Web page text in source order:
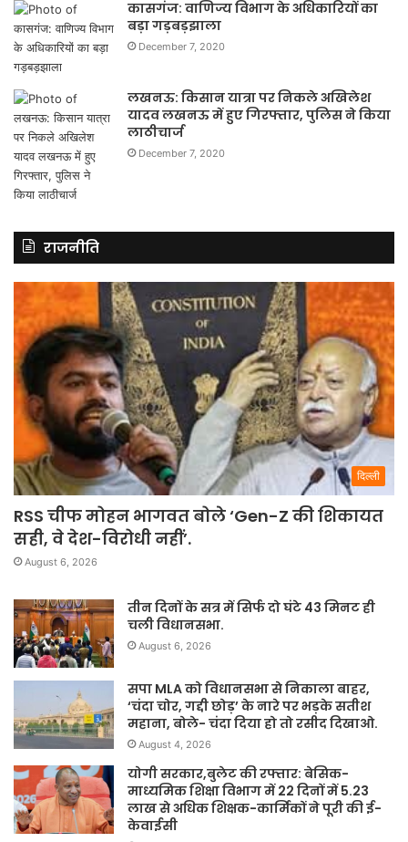
कासगंज: वाणिज्य विभाग के अधिकारियों का
बड़ा गड़बड़झाला
December 7, 2020
लखनऊ: किसान यात्रा पर निकले अखिलेश
यादव लखनऊ में हुए गिरफ्तार, पुलिस ने किया
लाठीचार्ज
December 7, 2020
राजनीति
दिल्ली
RSS चीफ मोहन भागवत बोले ‘Gen-Z की शिकायत
सही, वे देश-विरोधी नहीं’.
August 6, 2026
तीन दिनों के सत्र में सिर्फ दो घंटे 43 मिनट ही
चली विधानसभा.
August 6, 2026
सपा MLA को विधानसभा से निकाला बाहर,
‘चंदा चोर, गद्दी छोड़’ के नारे पर भड़के सतीश
महाना, बोले- चंदा दिया हो तो रसीद दिखाओ.
August 4, 2026
योगी सरकार,बुलेट की रफ्तार: बेसिक-
माध्यमिक शिक्षा विभाग में 22 दिनों में 5.23
लाख से अधिक शिक्षक-कार्मिकों ने पूरी की ई-
केवाईसी